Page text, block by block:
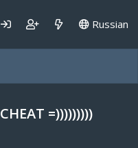
Russian
=)))))))))